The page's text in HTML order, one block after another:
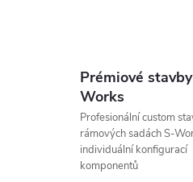
Prémiové
Works
Profesionální custom
rámových sadách S-
individuální konfigurací
komponentů